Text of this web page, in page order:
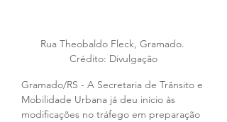
Rua Theobaldo Fleck, Gramado.
Crédito: Divulgação
Gramado/RS - A Secretaria de Trânsito e
Mobilidade Urbana já deu início às
modificações no tráfego em preparação